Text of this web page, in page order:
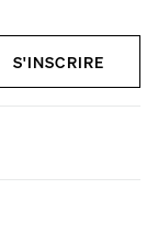
S'INSCRIRE